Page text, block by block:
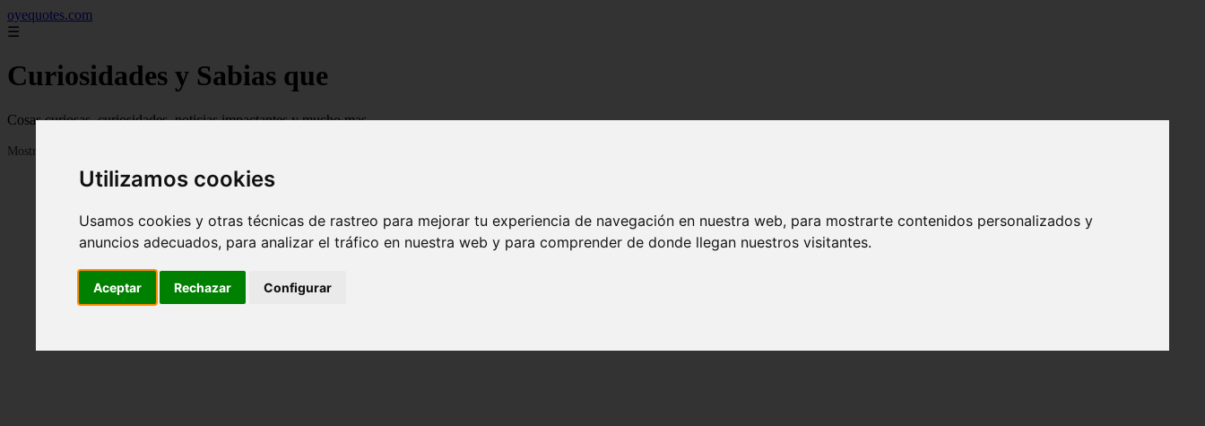
Utilizamos cookies
Usamos cookies y otras técnicas de rastreo para mejorar tu experiencia de navegación en nuestra web, para mostrarte contenidos personalizados y
anuncios adecuados, para analizar el tráfico en nuestra web y para comprender de donde llegan nuestros visitantes.
Aceptar Rechazar Configurar
oyequotes.com
☰
Curiosidades y Sabias que
Cosas curiosas, curiosidades, noticias impactantes y mucho mas
Mostrando 1 - 24 de 2838 artículos